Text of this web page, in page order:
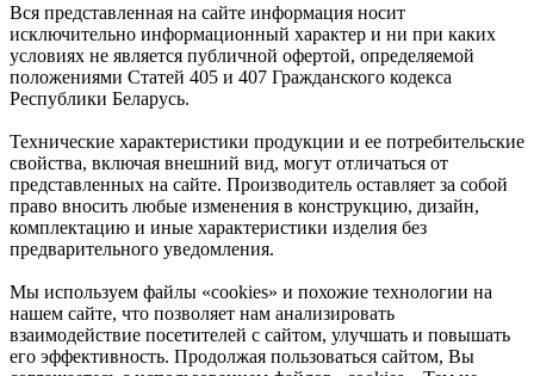
Вся представленная на сайте информация носит
исключительно информационный характер и ни при каких
условиях не является публичной офертой, определяемой
положениями Статей 405 и 407 Гражданского кодекса
Республики Беларусь.
Технические характеристики продукции и ее потребительские
свойства, включая внешний вид, могут отличаться от
представленных на сайте. Производитель оставляет за собой
право вносить любые изменения в конструкцию, дизайн,
комплектацию и иные характеристики изделия без
предварительного уведомления.
Мы используем файлы «cookies» и похожие технологии на
нашем сайте, что позволяет нам анализировать
взаимодействие посетителей с сайтом, улучшать и повышать
его эффективность. Продолжая пользоваться сайтом, Вы